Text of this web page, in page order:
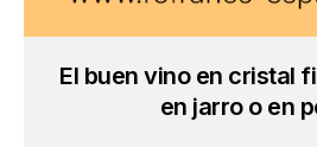
El buen vino en cristal
en jarro o en